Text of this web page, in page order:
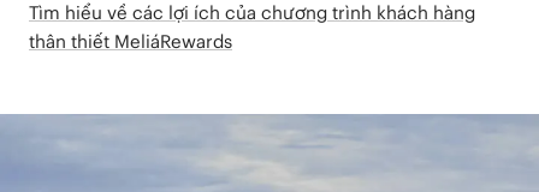
Tìm hiểu về các lợi ích của chương trình khách hàng
thân thiết MeliáRewards